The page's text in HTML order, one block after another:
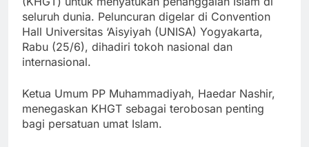
seluruh dunia. Peluncuran digelar di Convention
Hall Universitas ‘Aisyiyah (UNISA) Yogyakarta,
Rabu (25/6), dihadiri tokoh nasional dan
internasional.
Ketua Umum PP Muhammadiyah, Haedar Nashir,
menegaskan KHGT sebagai terobosan penting
bagi persatuan umat Islam.